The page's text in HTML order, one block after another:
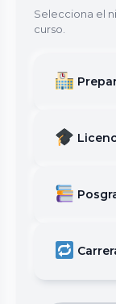
Selecciona el
curso.